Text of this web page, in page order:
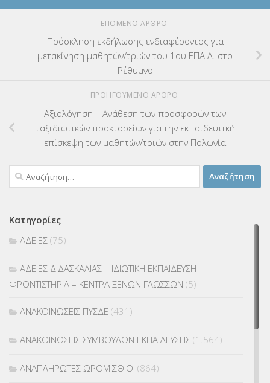
ΕΠΌΜΕΝΟ ΆΡΘΡΟ
Πρόσκληση εκδήλωσης ενδιαφέροντος για
μετακίνηση μαθητών/τριών του 1ου ΕΠΑ.Λ. στο
Ρέθυμνο
ΠΡΟΗΓΟΎΜΕΝΟ ΆΡΘΡΟ
Αξιολόγηση – Ανάθεση των προσφορών των
ταξιδιωτικών πρακτορείων για την εκπαιδευτική
επίσκεψη των μαθητών/τριών στην Πολωνία
Αναζήτηση
για:
Κατηγορίες
ΑΔΕΙΕΣ (75)
ΑΔΕΙΕΣ ΔΙΔΑΣΚΑΛΙΑΣ – ΙΔΙΩΤΙΚΗ ΕΚΠΑΙΔΕΥΣΗ –
ΦΡΟΝΤΙΣΤΗΡΙΑ – ΚΕΝΤΡΑ ΞΕΝΩΝ ΓΛΩΣΣΩΝ (5)
ΑΝΑΚΟΙΝΩΣΕΙΣ ΠΥΣΔΕ (431)
ΑΝΑΚΟΙΝΩΣΕΙΣ ΣΥΜΒΟΥΛΩΝ ΕΚΠΑΙΔΕΥΣΗΣ (1.564)
ΑΝΑΠΛΗΡΩΤΕΣ ΩΡΟΜΙΣΘΙΟΙ (864)